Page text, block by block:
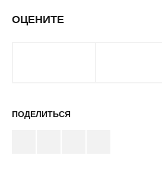
ОЦЕНИТЕ
ПОДЕЛИТЬСЯ